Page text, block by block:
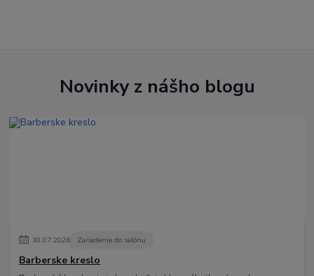
Novinky z nášho blogu
30.07.2026 Zariadenie do salónu
Barberske kreslo